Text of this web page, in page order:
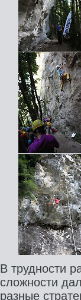
В трудности
сложности
разные